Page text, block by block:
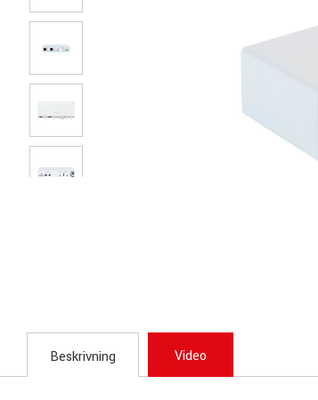
Beskrivning Video